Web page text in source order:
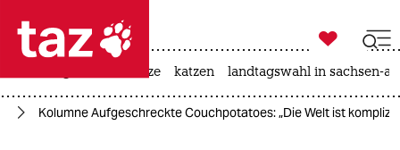
 taz zahl ich
taz zahl ich

taz zahl ich
hitze katzen landtagswahl in sachsen-
Kolumne Aufgeschreckte Couchpotatoes: „Die Welt ist